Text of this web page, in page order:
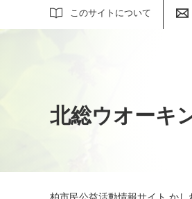
このサイトについて
サイト内検索
北総ウオーキ